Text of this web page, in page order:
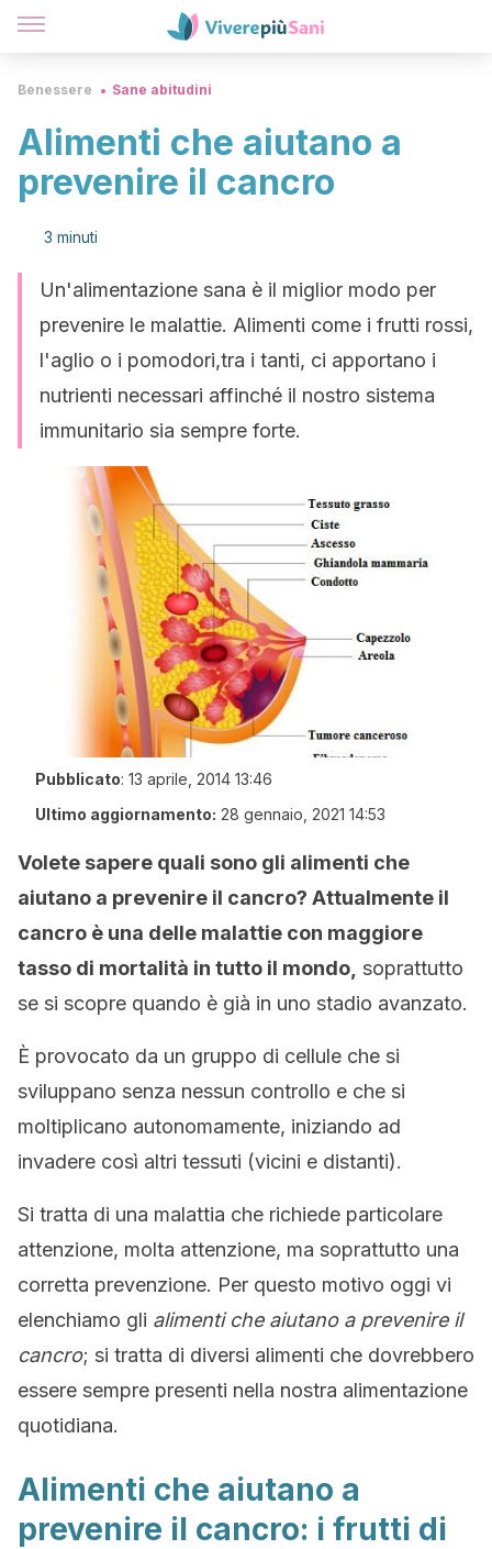
Benessere Sane abitudini
Alimenti che aiutano a
prevenire il cancro
3 minuti
Un'alimentazione sana è il miglior modo per
prevenire le malattie. Alimenti come i frutti rossi,
l'aglio o i pomodori,tra i tanti, ci apportano i
nutrienti necessari affinché il nostro sistema
immunitario sia sempre forte.
Pubblicato: 13 aprile, 2014 13:46
Ultimo aggiornamento: 28 gennaio, 2021 14:53
Volete sapere quali sono gli alimenti che
aiutano a prevenire il cancro? Attualmente il
cancro è una delle malattie con maggiore
tasso di mortalità in tutto il mondo, soprattutto
se si scopre quando è già in uno stadio avanzato.
È provocato da un gruppo di cellule che si
sviluppano senza nessun controllo e che si
moltiplicano autonomamente, iniziando ad
invadere così altri tessuti (vicini e distanti).
Si tratta di una malattia che richiede particolare
attenzione, molta attenzione, ma soprattutto una
corretta prevenzione. Per questo motivo oggi vi
elenchiamo gli alimenti che aiutano a prevenire il
cancro; si tratta di diversi alimenti che dovrebbero
essere sempre presenti nella nostra alimentazione
quotidiana.
Alimenti che aiutano a
prevenire il cancro: i frutti di